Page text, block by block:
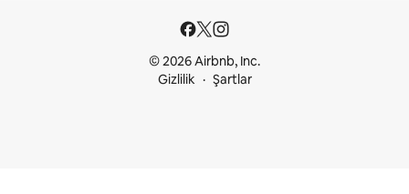
© 2026 Airbnb, Inc.
Gizlilik
Şartlar